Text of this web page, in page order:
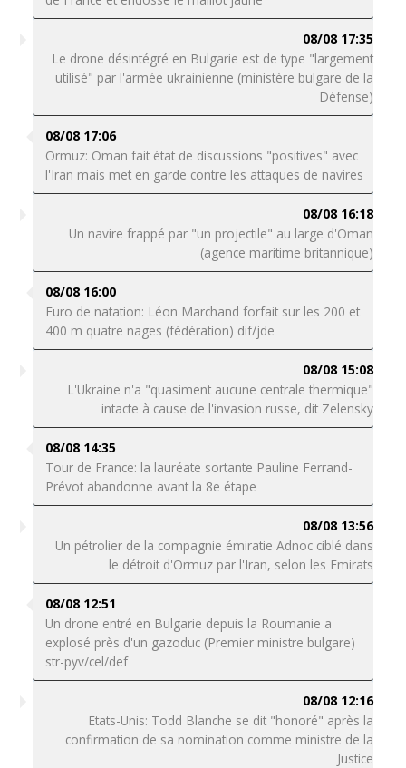
08/08 17:35
Le drone désintégré en Bulgarie est de type "largement
utilisé" par l'armée ukrainienne (ministère bulgare de la
Défense)
08/08 17:06
Ormuz: Oman fait état de discussions "positives" avec
l'Iran mais met en garde contre les attaques de navires
08/08 16:18
Un navire frappé par "un projectile" au large d'Oman
(agence maritime britannique)
08/08 16:00
Euro de natation: Léon Marchand forfait sur les 200 et
400 m quatre nages (fédération) dif/jde
08/08 15:08
L'Ukraine n'a "quasiment aucune centrale thermique"
intacte à cause de l'invasion russe, dit Zelensky
08/08 14:35
Tour de France: la lauréate sortante Pauline Ferrand-
Prévot abandonne avant la 8e étape
08/08 13:56
Un pétrolier de la compagnie émiratie Adnoc ciblé dans
le détroit d'Ormuz par l'Iran, selon les Emirats
08/08 12:51
Un drone entré en Bulgarie depuis la Roumanie a
explosé près d'un gazoduc (Premier ministre bulgare)
str-pyv/cel/def
08/08 12:16
Etats-Unis: Todd Blanche se dit "honoré" après la
confirmation de sa nomination comme ministre de la
Justice